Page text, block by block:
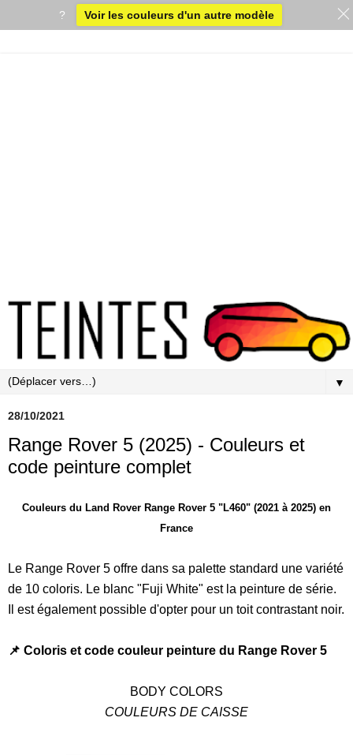
▼
28/10/2021
Range Rover 5 (2025) - Couleurs et
code peinture complet
Couleurs du Land Rover Range Rover 5 "L460" (2021 à 2025) en
France
Le Range Rover 5 offre dans sa palette standard une variété
de 10 coloris. Le blanc "Fuji White" est la peinture de série.
Il est également possible d'opter pour un toit contrastant noir.
📌 Coloris et code couleur peinture du Range Rover 5
BODY COLORS
COULEURS DE CAISSE
? Voir les couleurs d'un autre modèle